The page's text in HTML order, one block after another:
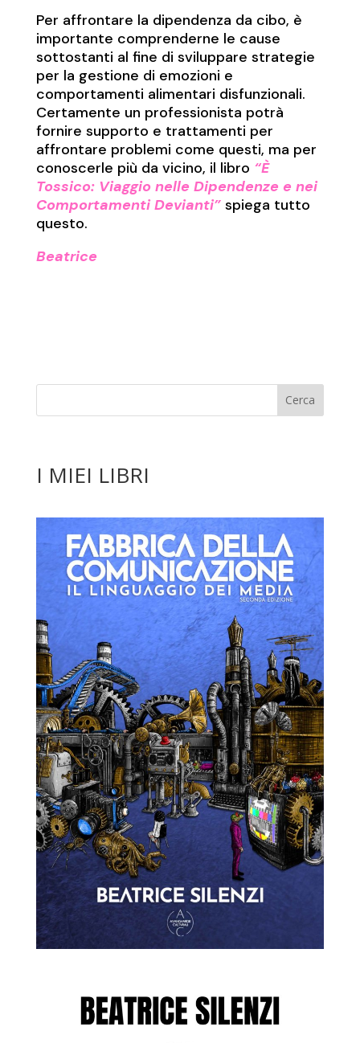
Per affrontare la dipendenza da cibo, è
importante comprenderne le cause
sottostanti al fine di sviluppare strategie
per la gestione di emozioni e
comportamenti alimentari disfunzionali.
Certamente un professionista potrà
fornire supporto e trattamenti per
affrontare problemi come questi, ma per
conoscerle più da vicino, il libro “È
Tossico: Viaggio nelle Dipendenze e nei
Comportamenti Devianti”spiega tutto
questo.
Beatrice
I MIEI LIBRI